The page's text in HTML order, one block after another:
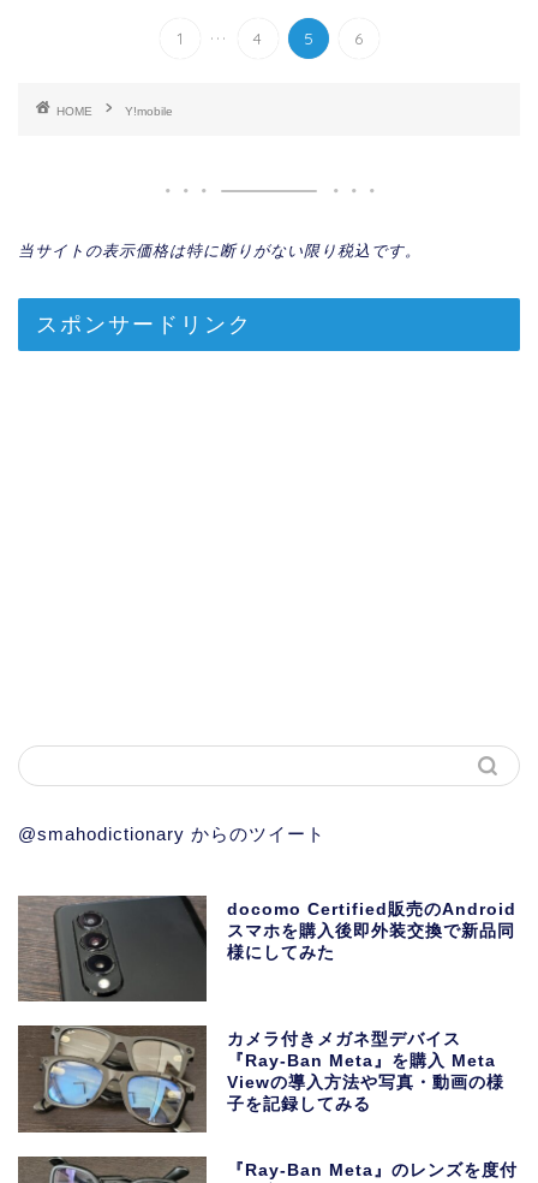
1 ... 4 5 6
HOME Y!mobile
当サイトの表示価格は特に断りがない限り税込です。
スポンサードリンク
@smahodictionary からのツイート
docomo Certified販売のAndroid
スマホを購入後即外装交換で新品同
様にしてみた
カメラ付きメガネ型デバイス
『Ray-Ban Meta』を購入 Meta
Viewの導入方法や写真・動画の様
子を記録してみる
『Ray-Ban Meta』のレンズを度付